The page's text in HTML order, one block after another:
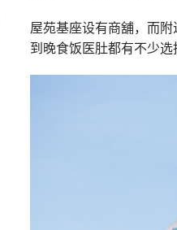
屋苑基座设有商舖，而附
到晚食饭医肚都有不少选